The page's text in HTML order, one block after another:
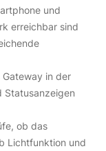
und
erreichbar sind
in der
Statusanzeigen
ob das
Lichtfunktion und